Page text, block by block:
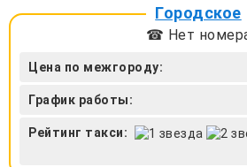
Городское
☎ Нет
Цена по межгороду:
График работы:
Рейтинг такси: